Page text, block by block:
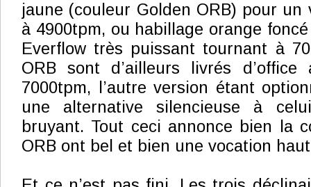
jaune (couleur Golden ORB) pour
à 4900tpm, ou habillage orange
Everflow très puissant tournant à
ORB sont d’ailleurs livrés
7000tpm, l’autre version étant
une alternative silencieuse à
bruyant. Tout ceci annonce bien la
ORB ont bel et bien une vocation